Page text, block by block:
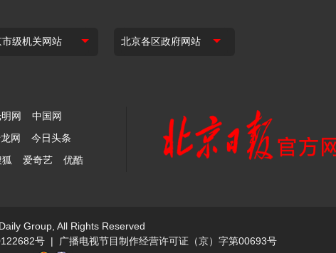
网
中国网
网
今日头条
爱奇艺 优酷
Group, All Rights Reserved
号 |
广播电视节目制作经营许可证（京）字第00693号